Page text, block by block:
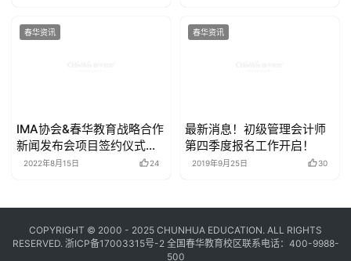
春华资讯
IMA协会&春华教育战略合作
新闻发布会项目签约仪式隆
重举行
2022年8月15日 24
春华资讯
最新消息！初级管理会计师
第四季度报名工作开启！
2019年9月25日 30
COPYRIGHT © 2000 - 2025 CHUNHUA EDUCATION. ALL RIGHTS
RESERVED. 浙ICP备17003315号-2全国春华教育校区联系电话：400-9988-
500